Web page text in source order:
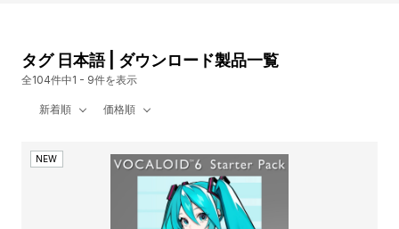
タグ 日本語 | ダウンロード製品一覧
全104件中1 - 9件を表示
新着順 価格順
NEW